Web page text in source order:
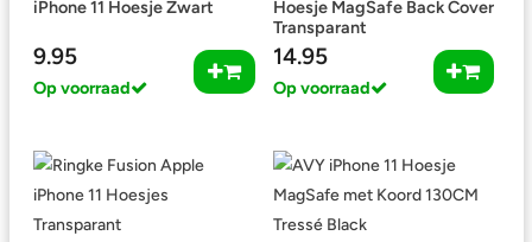
iPhone 11 Hoesje Zwart
9.95
Op voorraad
Hoesje MagSafe Back Cover
Transparant
14.95
Op voorraad